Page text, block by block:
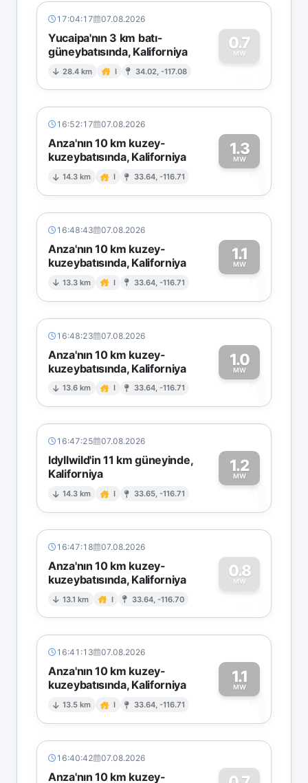
17:04:17 07.08.2026
Yucaipa'nın 3 km batı-
güneybatısında, Kaliforniya
28.4 km I 34.02, -117.08
0.7
MW
0
16:52:17 07.08.2026
Anza'nın 10 km kuzey-
kuzeybatısında, Kaliforniya
14.3 km I 33.64, -116.71
1.3
MW1
16:48:43 07.08.2026
Anza'nın 10 km kuzey-
kuzeybatısında, Kaliforniya
13.3 km I 33.64, -116.71
1.1
MW1
16:48:23 07.08.2026
Anza'nın 10 km kuzey-
kuzeybatısında, Kaliforniya
13.6 km I 33.64, -116.71
1.0
MW1
16:47:25 07.08.2026
Idyllwild'in 11 km güneyinde,
Kaliforniya
14.3 km I 33.65, -116.71
1.2
MW1
16:47:18 07.08.2026
Anza'nın 10 km kuzey-
kuzeybatısında, Kaliforniya
13.1 km I 33.64, -116.70
0.8
MW
0
16:41:13 07.08.2026
Anza'nın 10 km kuzey-
kuzeybatısında, Kaliforniya
13.5 km I 33.64, -116.71
1.1
MW1
16:40:42 07.08.2026
Anza'nın 10 km kuzey-